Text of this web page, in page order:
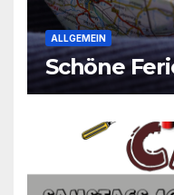
ALLGEMEIN
Schöne